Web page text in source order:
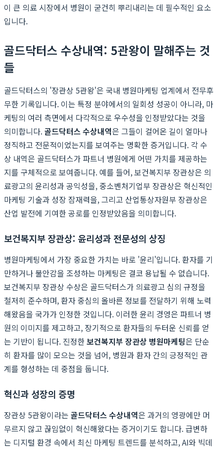
이 큰 의료 시장에서 병원이 굳건히 뿌리내리는 데 필수적인 요소
입니다.
골드닥터스 수상내역: 5관왕이 말해주는 것
들
골드닥터스의 '장관상 5관왕'은 국내 병원마케팅 업계에서 전무후
무한 기록입니다. 이는 특정 분야에서의 일회성 성공이 아니라, 마
케팅의 여러 측면에서 다각적으로 우수성을 인정받았다는 것을
의미합니다. 골드닥터스 수상내역은 그들이 걸어온 길이 얼마나
정직하고 전문적이었는지를 보여주는 명확한 증거입니다. 각 수
상 내역은 골드닥터스가 파트너 병원에게 어떤 가치를 제공하는
지를 구체적으로 보여줍니다. 예를 들어, 보건복지부 장관상은 의
료광고의 윤리성과 공익성을, 중소벤처기업부 장관상은 혁신적인
마케팅 기술과 성장 잠재력을, 그리고 산업통상자원부 장관상은
산업 발전에 기여한 공로를 인정받았음을 의미합니다.
보건복지부 장관상: 윤리성과 전문성의 상징
병원마케팅에서 가장 중요한 가치는 바로 '윤리'입니다. 환자를 기
만하거나 불안감을 조성하는 마케팅은 결코 용납될 수 없습니다.
보건복지부 장관상 수상은 골드닥터스가 의료광고 심의 규정을
철저히 준수하며, 환자 중심의 올바른 정보를 전달하기 위해 노력
해왔음을 국가가 인정한 것입니다. 이러한 윤리 경영은 파트너 병
원의 이미지를 제고하고, 장기적으로 환자들의 두터운 신뢰를 얻
는 기반이 됩니다. 진정한보건복지부 장관상 병원마케팅은 단순
히 환자를 많이 모으는 것을 넘어, 병원과 환자 간의 긍정적인 관
계를 형성하는 데 중점을 둡니다.
혁신과 성장의 증명
장관상 5관왕이라는 골드닥터스 수상내역은 과거의 영광에만 머
무르지 않고 끊임없이 혁신해왔다는 증거이기도 합니다. 급변하
는 디지털 환경 속에서 최신 마케팅 트렌드를 분석하고, AI와 빅데